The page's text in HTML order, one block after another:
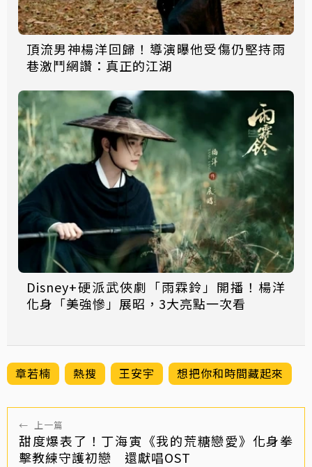
頂流男神楊洋回歸！導演曝他受傷仍堅持雨
巷激鬥網讚：真正的江湖
Disney+硬派武俠劇「雨霖鈴」開播！楊洋
化身「美強慘」展昭，3大亮點一次看
章若楠 熱搜 王安宇 想把你和時間藏起來
← 上一篇
甜度爆表了！丁海寅《我的荒糖戀愛》化身拳
擊教練守護初戀 還獻唱OST